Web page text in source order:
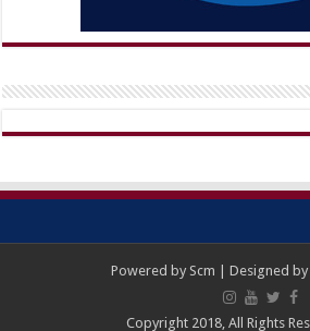
Powered by Scm | Designed by